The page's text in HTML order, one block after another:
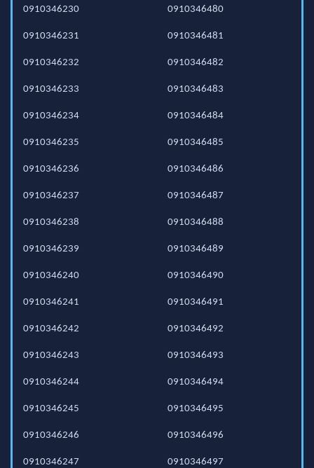
0910346230
0910346231
0910346232
0910346233
0910346234
0910346235
0910346236
0910346237
0910346238
0910346239
0910346240
0910346241
0910346242
0910346243
0910346244
0910346245
0910346246
0910346247
0910346480
0910346481
0910346482
0910346483
0910346484
0910346485
0910346486
0910346487
0910346488
0910346489
0910346490
0910346491
0910346492
0910346493
0910346494
0910346495
0910346496
0910346497